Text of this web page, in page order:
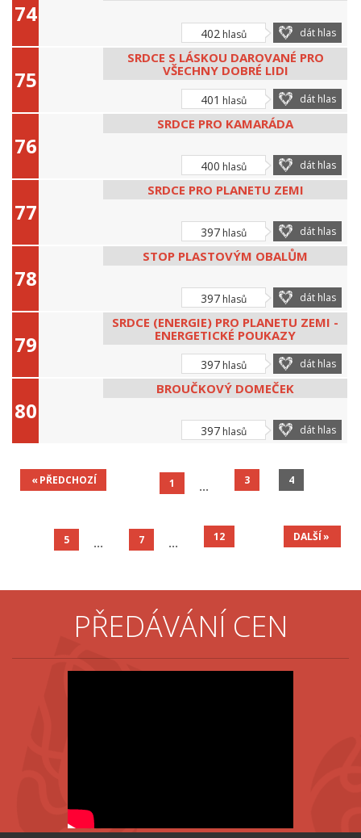
402 hlasů dát hlas
SRDCE S LÁSKOU DAROVANÉ PRO
VŠECHNY DOBRÉ LIDI
401 hlasů dát hlas
SRDCE PRO KAMARÁDA
400 hlasů dát hlas
SRDCE PRO PLANETU ZEMI
397 hlasů dát hlas
STOP PLASTOVÝM OBALŮM
397 hlasů dát hlas
SRDCE (ENERGIE) PRO PLANETU ZEMI -
ENERGETICKÉ POUKAZY
397 hlasů dát hlas
BROUČKOVÝ DOMEČEK
397 hlasů dát hlas
PŘEDCHOZÍ 1 3 4
5 7 12 DALŠÍ
PŘEDÁVÁNÍ CEN